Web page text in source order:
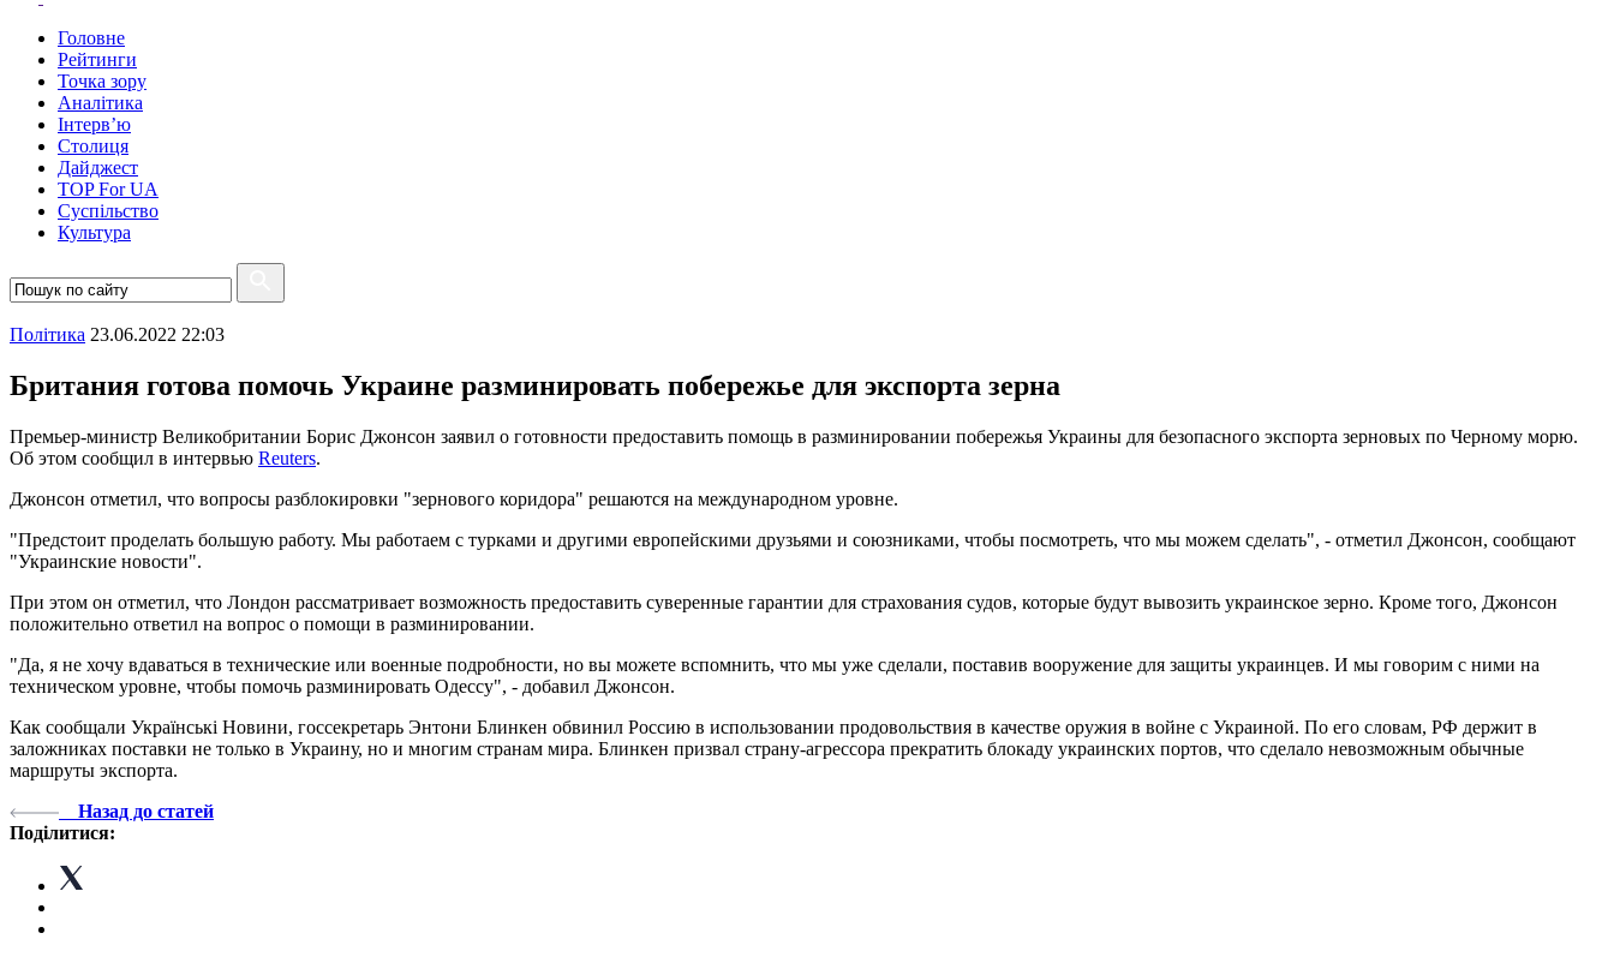
Головне
Рейтинги
Точка зору
Аналітика
Інтерв’ю
Столиця
Дайджест
TOP For UA
Суспiльство
Культура
Полiтика 23.06.2022 22:03
Британия готова помочь Украине разминировать побережье для экспорта зерна
Премьер-министр Великобритании Борис Джонсон заявил о готовности предоставить помощь в разминировании побережья Украины для безопасного экспорта зерновых по Черному морю.
Об этом сообщил в интервью Reuters.
Джонсон отметил, что вопросы разблокировки "зернового коридора" решаются на международном уровне.
"Предстоит проделать большую работу. Мы работаем с турками и другими европейскими друзьями и союзниками, чтобы посмотреть, что мы можем сделать", - отметил Джонсон, сообщают
"Украинские новости".
При этом он отметил, что Лондон рассматривает возможность предоставить суверенные гарантии для страхования судов, которые будут вывозить украинское зерно. Кроме того, Джонсон
положительно ответил на вопрос о помощи в разминировании.
"Да, я не хочу вдаваться в технические или военные подробности, но вы можете вспомнить, что мы уже сделали, поставив вооружение для защиты украинцев. И мы говорим с ними на
техническом уровне, чтобы помочь разминировать Одессу", - добавил Джонсон.
Как сообщали Українські Новини, госсекретарь Энтони Блинкен обвинил Россию в использовании продовольствия в качестве оружия в войне с Украиной. По его словам, РФ держит в
заложниках поставки не только в Украину, но и многим странам мира. Блинкен призвал страну-агрессора прекратить блокаду украинских портов, что сделало невозможным обычные
маршруты экспорта.
Назад до статей
Поділитися: